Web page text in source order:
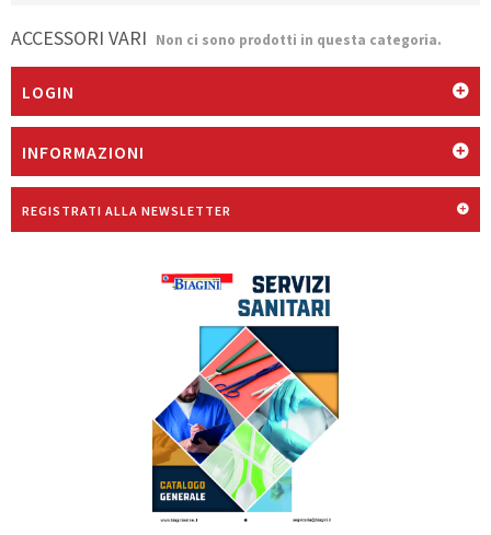
ACCESSORI VARI Non ci sono prodotti in questa categoria.
LOGIN
INFORMAZIONI
REGISTRATI ALLA NEWSLETTER